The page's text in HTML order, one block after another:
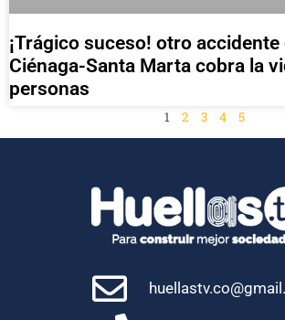
¡Trágico suceso! otro accidente
Ciénaga-Santa Marta cobra la
personas
1 2 3 4 5